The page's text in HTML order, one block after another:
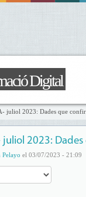
Digital
juliol 2023: Dades que
juliol 2023:
Pelayo el 03/07/2023 - 21:09